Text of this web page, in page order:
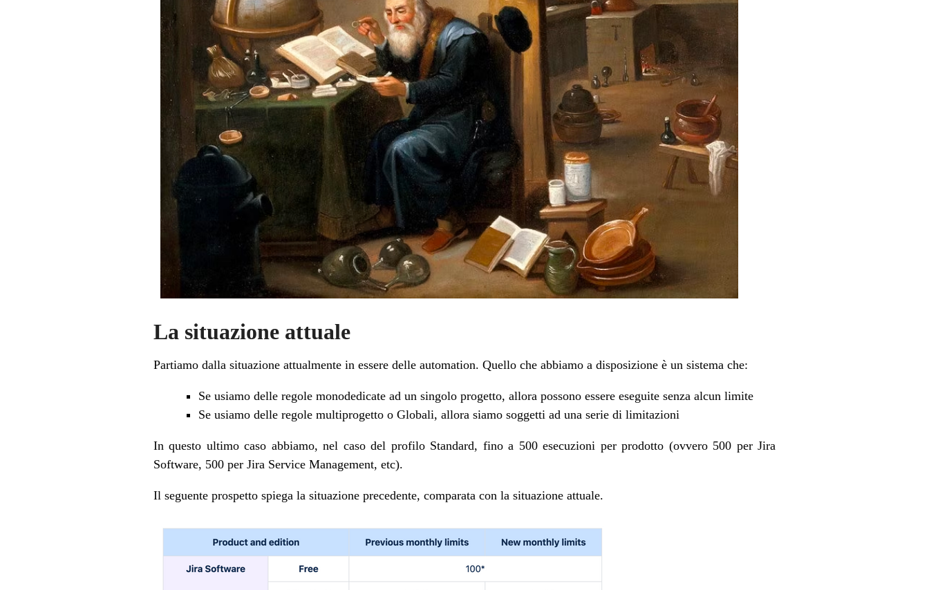
La situazione attuale
Partiamo dalla situazione attualmente in essere delle automation. Quello che abbiamo a disposizione è un sistema che:
Se usiamo delle regole monodedicate ad un singolo progetto, allora possono essere eseguite senza alcun limite
Se usiamo delle regole multiprogetto o Globali, allora siamo soggetti ad una serie di limitazioni
In questo ultimo caso abbiamo, nel caso del profilo Standard, fino a 500 esecuzioni per prodotto (ovvero 500 per Jira
Software, 500 per Jira Service Management, etc).
Il seguente prospetto spiega la situazione precedente, comparata con la situazione attuale.